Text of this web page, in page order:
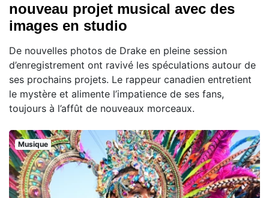
nouveau projet musical avec des
images en studio
De nouvelles photos de Drake en pleine session
d’enregistrement ont ravivé les spéculations autour de
ses prochains projets. Le rappeur canadien entretient
le mystère et alimente l’impatience de ses fans,
toujours à l’affût de nouveaux morceaux.
Musique